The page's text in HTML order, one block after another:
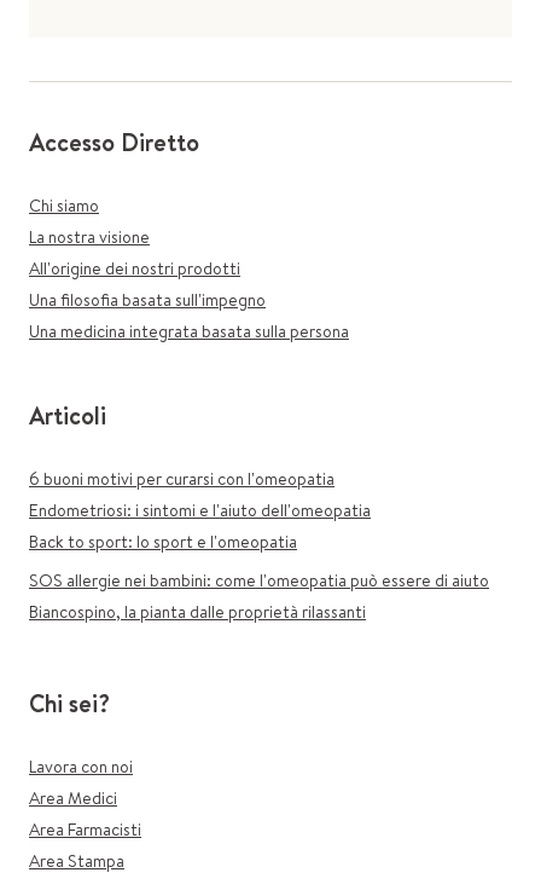
Accesso Diretto
Chi siamo
La nostra visione
All'origine dei nostri prodotti
Una filosofia basata sull'impegno
Una medicina integrata basata sulla persona
Articoli
6 buoni motivi per curarsi con l'omeopatia
Endometriosi: i sintomi e l'aiuto dell'omeopatia
Back to sport: lo sport e l'omeopatia
SOS allergie nei bambini: come l'omeopatia può essere di aiuto
Biancospino, la pianta dalle proprietà rilassanti
Chi sei?
Lavora con noi
Area Medici
Area Farmacisti
Area Stampa